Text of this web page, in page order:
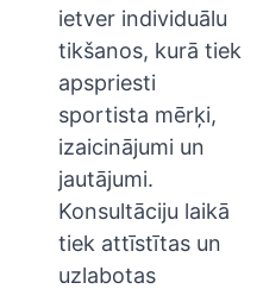
ietver individuālu
tikšanos, kurā tiek
apspriesti
sportista mērķi,
izaicinājumi un
jautājumi.
Konsultāciju laikā
tiek attīstītas un
uzlabotas